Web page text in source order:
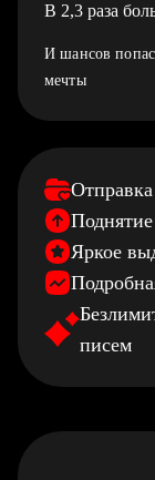
В 2,3 раза
И шансов
мечты
Яркое
писем